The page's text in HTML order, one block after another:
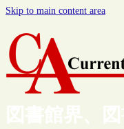
Skip to main content area
図書館界、